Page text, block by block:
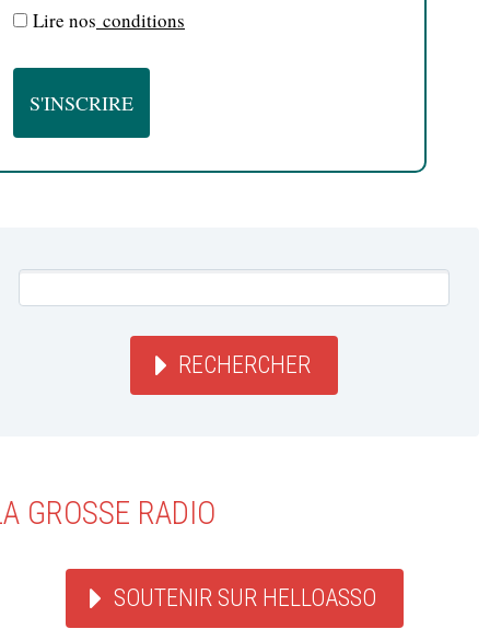
Lire nos conditions
RECHERCHER
GROSSE RADIO
SOUTENIR SUR HELLOASSO